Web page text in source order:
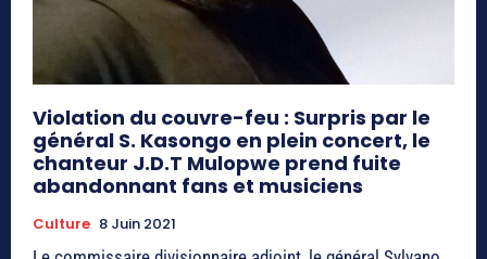
Violation du couvre-feu : Surpris par le
général S. Kasongo en plein concert, le
chanteur J.D.T Mulopwe prend fuite
abandonnant fans et musiciens
Culture 8 Juin 2021